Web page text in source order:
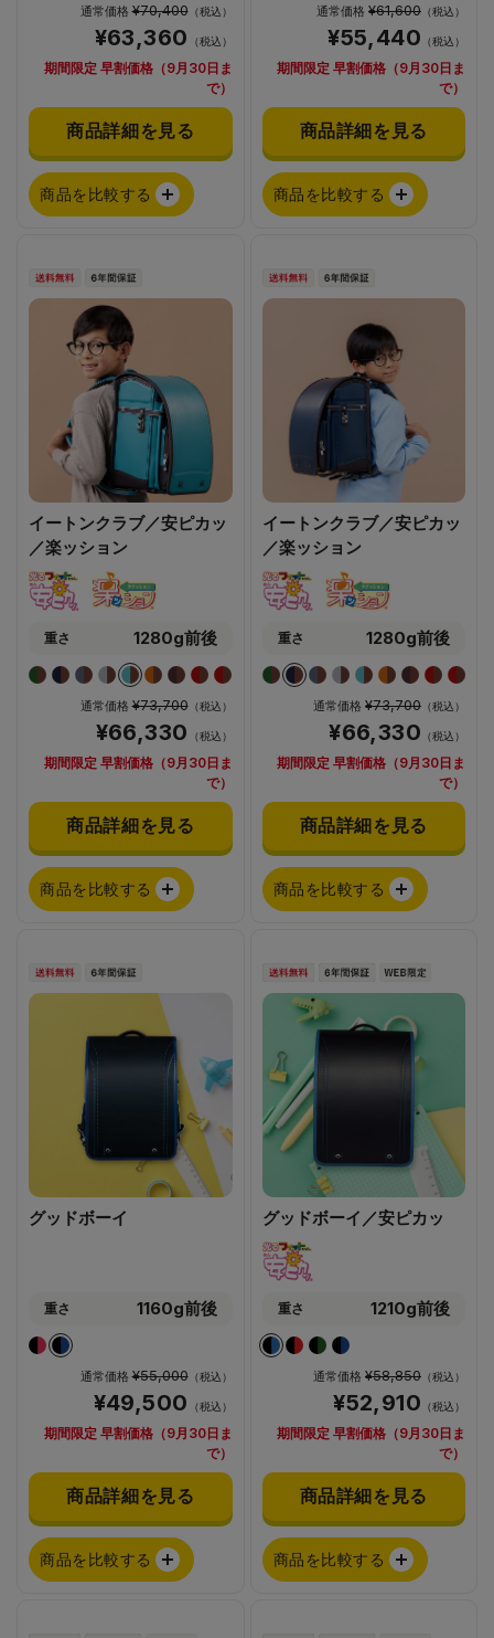
通常価格¥70,400（税込）
¥63,360 （税込）
期間限定 早割価格（9月30日ま
で）
商品詳細を見る
商品を比較する
通常価格 ¥61,600 （税込）
¥55,440 （税込）
期間限定 早割価格（9月30日ま
で）
商品詳細を見る
商品を比較する
イートンクラブ／安ピカッ
／楽ッション
重さ 1280g前後
通常価格¥73,700（税込）
¥66,330 （税込）
期間限定 早割価格（9月30日ま
で）
商品詳細を見る
商品を比較する
イートンクラブ／安ピカッ
／楽ッション
重さ 1280g前後
通常価格 ¥73,700 （税込）
¥66,330 （税込）
期間限定 早割価格（9月30日ま
で）
商品詳細を見る
商品を比較する
グッドボーイ
重さ 1160g前後
通常価格¥55,000（税込）
¥49,500 （税込）
期間限定 早割価格（9月30日ま
で）
商品詳細を見る
商品を比較する
グッドボーイ／安ピカッ
重さ 1210g前後
通常価格 ¥58,850 （税込）
¥52,910 （税込）
期間限定 早割価格（9月30日ま
で）
商品詳細を見る
商品を比較する